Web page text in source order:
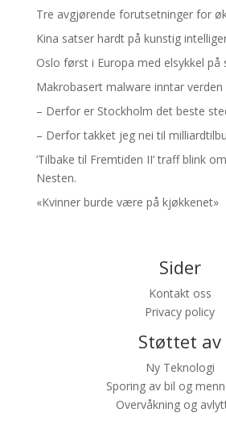
Tre avgjørende forutsetninger for
Kina satser hardt på kunstig
Oslo først i Europa med elsykkel på
Makrobasert malware inntar verden
– Derfor er Stockholm det beste
– Derfor takket jeg nei til
’Tilbake til Fremtiden II’ traff blink
Nesten.
«Kvinner burde være på kjøkkenet»
Sider
Kontakt oss
Privacy policy
Støttet av
Ny Teknologi
Sporing av bil og
Overvåkning og